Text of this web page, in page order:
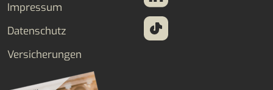
Impressum
Datenschutz
Versicherungen